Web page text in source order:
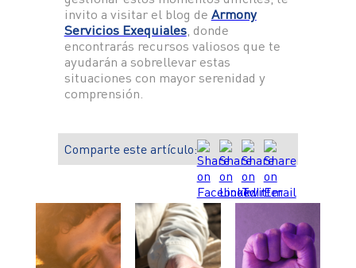
invito a visitar el blog de Armony
Servicios Exequiales, donde
encontrarás recursos valiosos que te
ayudarán a sobrellevar estas
situaciones con mayor serenidad y
comprensión.
Comparte este artículo: